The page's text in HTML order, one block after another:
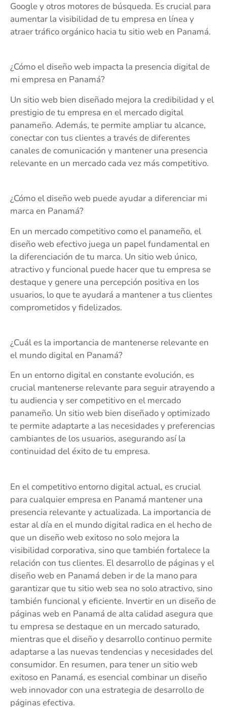
Google y otros motores de búsqueda. Es crucial para
aumentar la visibilidad de tu empresa en línea y
atraer tráfico orgánico hacia tu sitio web en Panamá.
¿Cómo el diseño web impacta la presencia digital de
mi empresa en Panamá?
Un sitio web bien diseñado mejora la credibilidad y el
prestigio de tu empresa en el mercado digital
panameño. Además, te permite ampliar tu alcance,
conectar con tus clientes a través de diferentes
canales de comunicación y mantener una presencia
relevante en un mercado cada vez más competitivo.
¿Cómo el diseño web puede ayudar a diferenciar mi
marca en Panamá?
En un mercado competitivo como el panameño, el
diseño web efectivo juega un papel fundamental en
la diferenciación de tu marca. Un sitio web único,
atractivo y funcional puede hacer que tu empresa se
destaque y genere una percepción positiva en los
usuarios, lo que te ayudará a mantener a tus clientes
comprometidos y fidelizados.
¿Cuál es la importancia de mantenerse relevante en
el mundo digital en Panamá?
En un entorno digital en constante evolución, es
crucial mantenerse relevante para seguir atrayendo a
tu audiencia y ser competitivo en el mercado
panameño. Un sitio web bien diseñado y optimizado
te permite adaptarte a las necesidades y preferencias
cambiantes de los usuarios, asegurando así la
continuidad del éxito de tu empresa.
En el competitivo entorno digital actual, es crucial
para cualquier empresa en Panamá mantener una
presencia relevante y actualizada. La importancia de
estar al día en el mundo digital radica en el hecho de
que un diseño web exitoso no solo mejora la
visibilidad corporativa, sino que también fortalece la
relación con tus clientes. El desarrollo de páginas y el
diseño web en Panamá deben ir de la mano para
garantizar que tu sitio web sea no solo atractivo, sino
también funcional y eficiente. Invertir en un diseño de
páginas web en Panamá de alta calidad asegura que
tu empresa se destaque en un mercado saturado,
mientras que el diseño y desarrollo continuo permite
adaptarse a las nuevas tendencias y necesidades del
consumidor. En resumen, para tener un sitio web
exitoso en Panamá, es esencial combinar un diseño
web innovador con una estrategia de desarrollo de
páginas efectiva.